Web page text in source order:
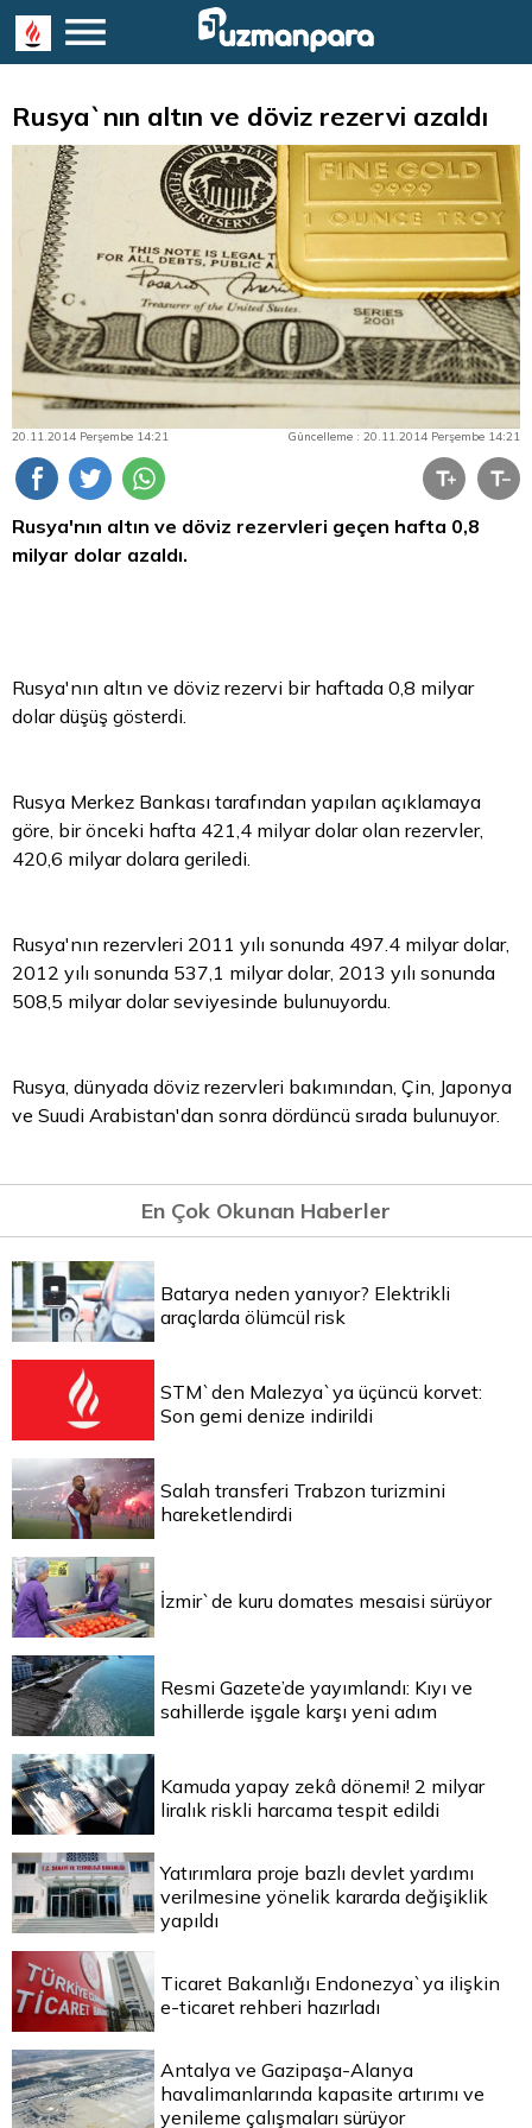
Rusya`nın altın ve döviz rezervi azaldı
20.11.2014 Perşembe 14:21 Güncelleme : 20.11.2014 Perşembe 14:21
Rusya'nın altın ve döviz rezervleri geçen hafta 0,8
milyar dolar azaldı.
Rusya'nın altın ve döviz rezervi bir haftada 0,8 milyar
dolar düşüş gösterdi.
Rusya Merkez Bankası tarafından yapılan açıklamaya
göre, bir önceki hafta 421,4 milyar dolar olan rezervler,
420,6 milyar dolara geriledi.
Rusya'nın rezervleri 2011 yılı sonunda 497.4 milyar dolar,
2012 yılı sonunda 537,1 milyar dolar, 2013 yılı sonunda
508,5 milyar dolar seviyesinde bulunuyordu.
Rusya, dünyada döviz rezervleri bakımından, Çin, Japonya
ve Suudi Arabistan'dan sonra dördüncü sırada bulunuyor.
En Çok Okunan Haberler
Batarya neden yanıyor? Elektrikli
araçlarda ölümcül risk
STM`den Malezya`ya üçüncü korvet:
Son gemi denize indirildi
Salah transferi Trabzon turizmini
hareketlendirdi
İzmir`de kuru domates mesaisi sürüyor
Resmi Gazete’de yayımlandı: Kıyı ve
sahillerde işgale karşı yeni adım
Kamuda yapay zekâ dönemi! 2 milyar
liralık riskli harcama tespit edildi
Yatırımlara proje bazlı devlet yardımı
verilmesine yönelik kararda değişiklik
yapıldı
Ticaret Bakanlığı Endonezya`ya ilişkin
e-ticaret rehberi hazırladı
Antalya ve Gazipaşa-Alanya
havalimanlarında kapasite artırımı ve
yenileme çalışmaları sürüyor